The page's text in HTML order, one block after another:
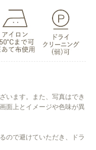
います。また、写真はでき
面上とイメージや色味が異
ので避けていただき、ドラ